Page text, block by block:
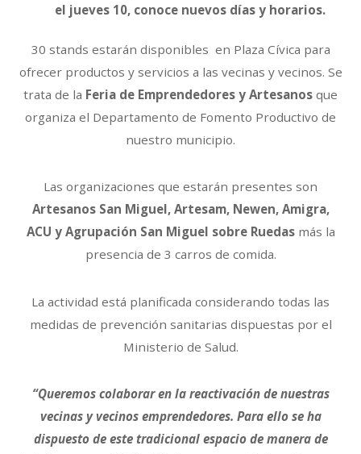
el jueves 10, conoce nuevos días y horarios.
30 stands estarán disponibles en Plaza Cívica para
ofrecer productos y servicios a las vecinas y vecinos. Se
trata de la Feria de Emprendedores y Artesanos que
organiza el Departamento de Fomento Productivo de
nuestro municipio.
Las organizaciones que estarán presentes son
Artesanos San Miguel, Artesam, Newen, Amigra,
ACU y Agrupación San Miguel sobre Ruedasmás la
presencia de 3 carros de comida.
La actividad está planificada considerando todas las
medidas de prevención sanitarias dispuestas por el
Ministerio de Salud.
“Queremos colaborar en la reactivación de nuestras
vecinas y vecinos emprendedores. Para ello se ha
dispuesto de este tradicional espacio de manera de